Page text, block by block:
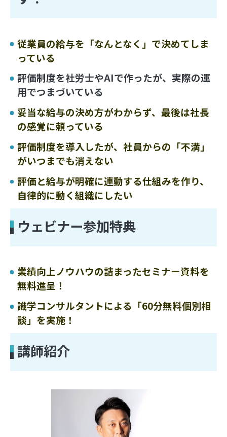
従業員の給与を「なんとなく」で決めてしま
っている
評価制度を社労士やAIで作ったが、実際の運
用でつまづいている
妥当な給与の決め方がわからず、最後は社長
の感覚に頼っている
評価制度を導入したが、社員からの「不満」
がいつまでも消えない
評価と給与が明確に連動する仕組みを作り、
自律的に動く組織にしたい
ウェビナー参加特典
業績向上ノウハウの詰まったセミナー資料を
無料進呈！
識学コンサルタントによる「60分無料個別相
談」を実施！
講師紹介